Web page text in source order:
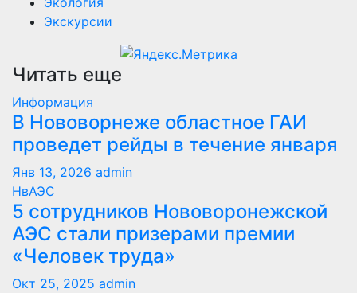
Экскурсии
Читать еще
Информация
В Нововорнеже областное ГАИ
проведет рейды в течение января
Янв 13, 2026 admin
НвАЭС
5 сотрудников Нововоронежской
АЭС стали призерами премии
«Человек труда»
Окт 25, 2025 admin